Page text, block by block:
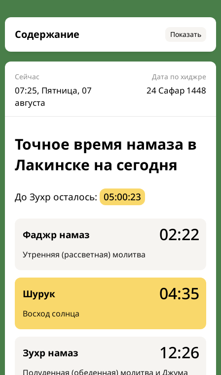
Содержание Показать
Время намаза на сегодня
Расписание на месяц
Время Сухура и Ифтара на сегодня
Календарь рамадана
Направление киблы
Сейчас
07:25, Пятница, 07
августа
Дата по хиджре
24 Сафар 1448
Точное время намаза в
Лакинске на сегодня
До Зухр осталось: 05:00:22
Фаджр намаз
Утренняя (рассветная) молитва
02:22
Шурук
Восход солнца
04:35
Зухр намаз
Полуденная (обеденная) молитва и Джума
12:26